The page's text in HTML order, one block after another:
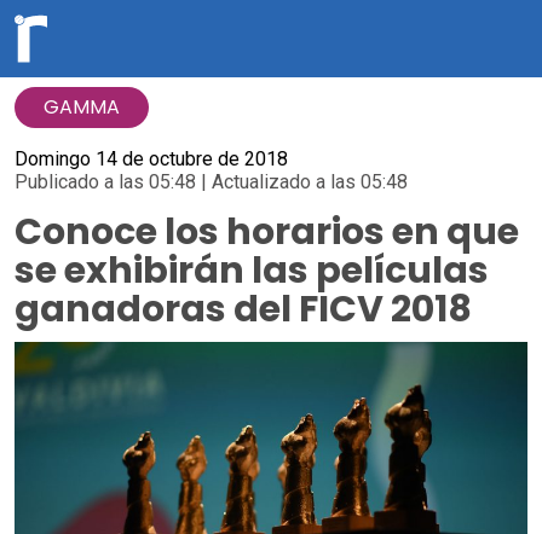
GAMMA
Domingo 14 de octubre de 2018
Publicado a las 05:48 | Actualizado a las 05:48
Conoce los horarios en que
se exhibirán las películas
ganadoras del FICV 2018